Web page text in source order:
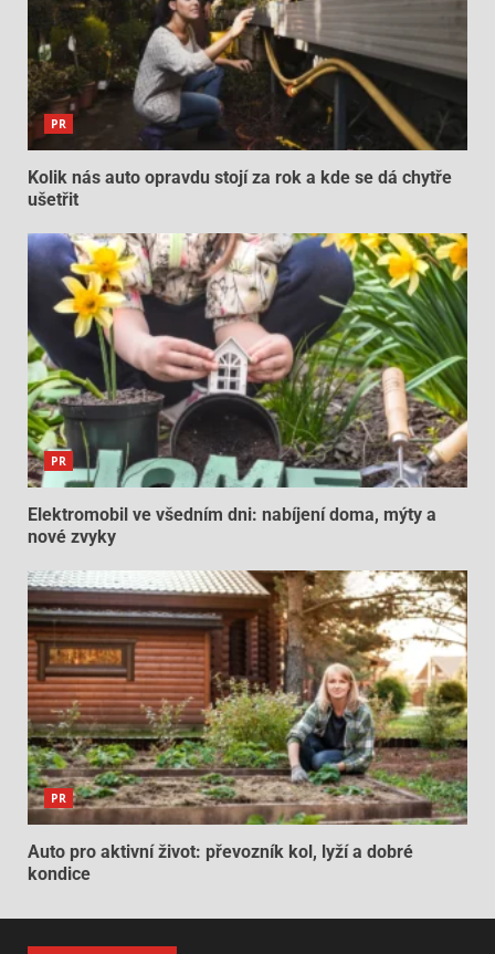
PR
Kolik nás auto opravdu stojí za rok a kde se dá chytře
ušetřit
PR
Elektromobil ve všedním dni: nabíjení doma, mýty a
nové zvyky
PR
Auto pro aktivní život: převozník kol, lyží a dobré
kondice